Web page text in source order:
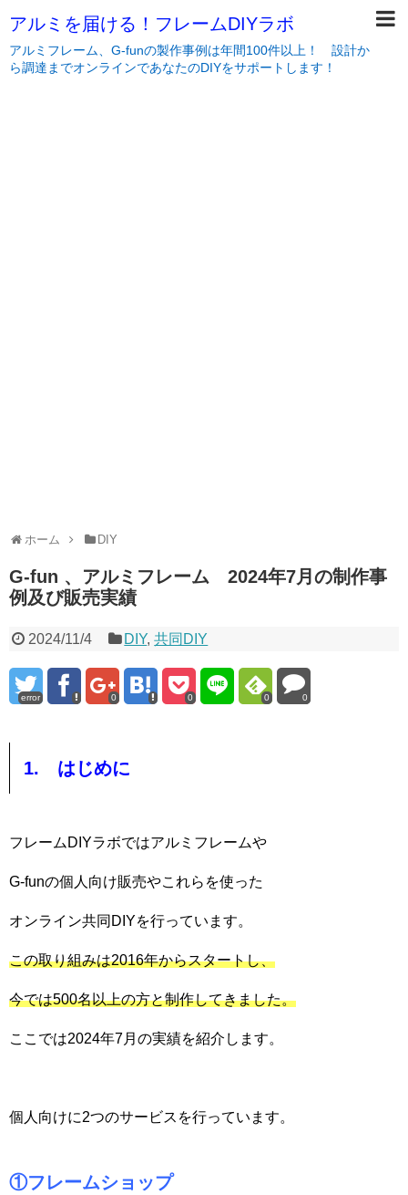
アルミを届ける！フレームDIYラボ
アルミフレーム、G-funの製作事例は年間100件以上！ 設計か
ら調達までオンラインであなたのDIYをサポートします！
ホーム DIY
G-fun 、アルミフレーム 2024年7月の制作事
例及び販売実績
2024/11/4 DIY,共同DIY
error 0 0 0 0
1. はじめに
フレームDIYラボではアルミフレームや
G-funの個人向け販売やこれらを使った
オンライン共同DIYを行っています。
この取り組みは2016年からスタートし、
今では500名以上の方と制作してきました。
ここでは2024年7月の実績を紹介します。
個人向けに2つのサービスを行っています。
①フレームショップ